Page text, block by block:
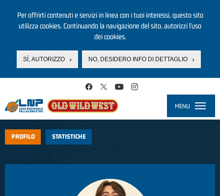
Per offrirti contenuti e servizi in linea con i tuoi interessi, questo sito
utilizza cookies. Continuando la navigazione del sito, autorizzi l’uso
dei cookies.
SÌ, AUTORIZZO NO, DESIDERO INFO DI DETTAGLIO
MENU
PROFILO STATISTICHE